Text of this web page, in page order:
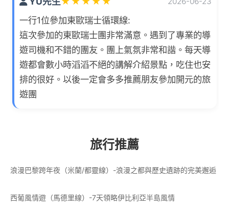
一行1位參加東歐瑞士循環線:
這次參加的東歐瑞士團非常滿意。遇到了專業的導
遊司機和不錯的團友。團上氣氛非常和諧。每天導
遊都會數小時滔滔不絕的講解介紹景點，吃住也安
排的很好。以後一定會多多推薦朋友參加開元的旅
遊團
旅行推薦
浪漫巴黎跨年夜（米蘭/都靈線）-浪漫之都與歷史遺跡的完美邂逅
西葡風情遊（馬德里線）-7天領略伊比利亞半島風情